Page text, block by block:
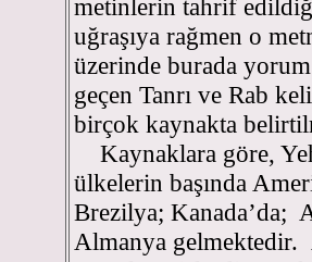
metinlerin tahrif
uğraşıya rağmen o
üzerinde burada
geçen Tanrı ve Rab
birçok kaynakta
Kaynaklara göre,
ülkelerin başında
Brezilya; Kanada’da;
Almanya gelmektedir.